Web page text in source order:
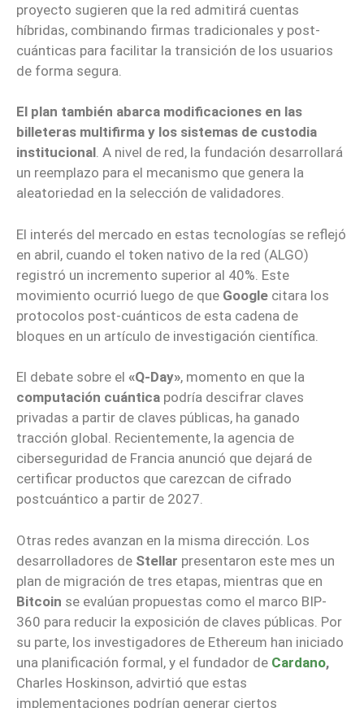
proyecto sugieren que la red admitirá cuentas
híbridas, combinando firmas tradicionales y post-
cuánticas para facilitar la transición de los usuarios
de forma segura.
El plan también abarca modificaciones en las
billeteras multifirma y los sistemas de custodia
institucional. A nivel de red, la fundación desarrollará
un reemplazo para el mecanismo que genera la
aleatoriedad en la selección de validadores.
El interés del mercado en estas tecnologías se reflejó
en abril, cuando el token nativo de la red (ALGO)
registró un incremento superior al 40%. Este
movimiento ocurrió luego de que Google citara los
protocolos post-cuánticos de esta cadena de
bloques en un artículo de investigación científica.
El debate sobre el «Q-Day», momento en que la
computación cuántica podría descifrar claves
privadas a partir de claves públicas, ha ganado
tracción global. Recientemente, la agencia de
ciberseguridad de Francia anunció que dejará de
certificar productos que carezcan de cifrado
postcuántico a partir de 2027.
Otras redes avanzan en la misma dirección. Los
desarrolladores de Stellar presentaron este mes un
plan de migración de tres etapas, mientras que en
Bitcoin se evalúan propuestas como el marco BIP-
360 para reducir la exposición de claves públicas. Por
su parte, los investigadores de Ethereum han iniciado
una planificación formal, y el fundador de Cardano,
Charles Hoskinson, advirtió que estas
implementaciones podrían generar ciertos